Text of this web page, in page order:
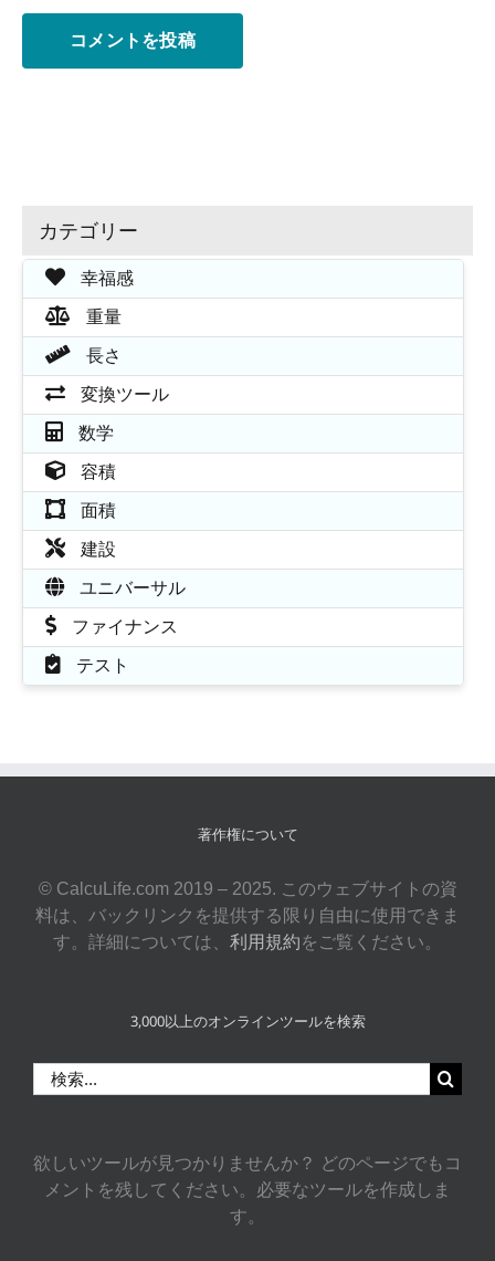
カテゴリー
幸福感
重量
長さ
変換ツール
数学
容積
面積
建設
ユニバーサル
ファイナンス
テスト
著作権について
© CalcuLife.com 2019 – 2025. このウェブサイトの資
料は、バックリンクを提供する限り自由に使用できま
す。詳細については、 利用規約をご覧ください。
3,000以上のオンラインツールを検索
索
欲しいツールが見つかりませんか？ どのページでもコ
メントを残してください。必要なツールを作成しま
す。